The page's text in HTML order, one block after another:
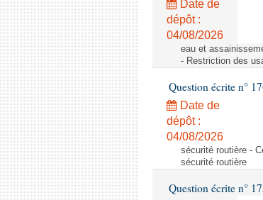
Date de
dépôt :
04/08/2026
eau et
- Restriction des
Question écrite n°
Date de
dépôt :
04/08/2026
sécurité routière -
sécurité routière
Question écrite n°